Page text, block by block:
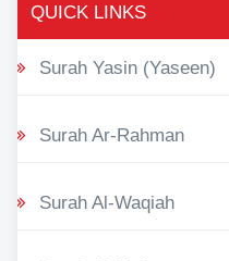
QUICK LINKS
Surah Yasin (Yaseen)
Surah Ar-Rahman
Surah Al-Waqiah